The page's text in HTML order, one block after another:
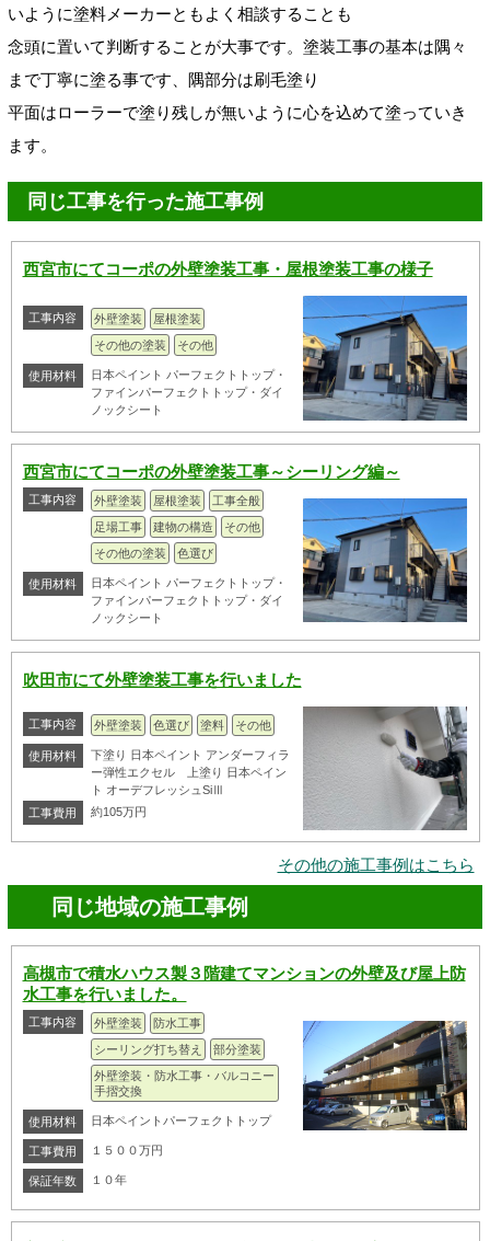
いように塗料メーカーともよく相談することも
念頭に置いて判断することが大事です。塗装工事の基本は隅々
まで丁寧に塗る事です、隅部分は刷毛塗り
平面はローラーで塗り残しが無いように心を込めて塗っていき
ます。
同じ工事を行った施工事例
西宮市にてコーポの外壁塗装工事・屋根塗装工事の様子
工事内容 外壁塗装
屋根塗装
その他の塗装
その他
使用材料
日本ペイント パーフェクトトップ・
ファインパーフェクトトップ・ダイ
ノックシート
西宮市にてコーポの外壁塗装工事～シーリング編～
工事内容 外壁塗装 屋根塗装
工事全般
足場工事
建物の構造
その他
その他の塗装
色選び
使用材料
日本ペイント パーフェクトトップ・
ファインパーフェクトトップ・ダイ
ノックシート
吹田市にて外壁塗装工事を行いました
工事内容 外壁塗装 色選び 塗料 その他
使用材料
下塗り 日本ペイント アンダーフィラ
ー弾性エクセル 上塗り 日本ペイン
ト オーデフレッシュSiⅢ
工事費用
約105万円
その他の施工事例はこちら
同じ地域の施工事例
高槻市で積水ハウス製３階建てマンションの外壁及び屋上防
水工事を行いました。
工事内容 外壁塗装
防水工事
シーリング打ち替え
部分塗装
外壁塗装・防水工事・バルコニー
手摺交換
使用材料 日本ペイントパーフェクトトップ
工事費用 １５００万円
保証年数 １０年